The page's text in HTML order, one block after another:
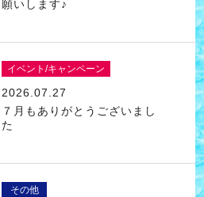
願いします♪
イベント/キャンペーン
2026.07.27
７月もありがとうございまし
た
その他